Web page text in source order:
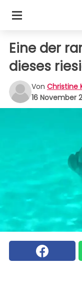
Eine der
dieses
Von Christine
16 November